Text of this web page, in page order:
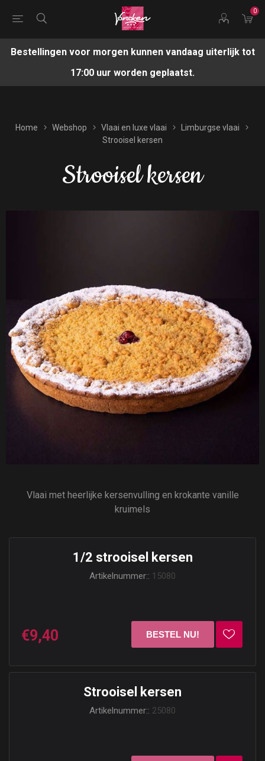
0
Bestellingen voor morgen kunnen vandaag uiterlijk tot
17:00 uur worden geplaatst.
Home Webshop Vlaai en luxe vlaai
Limburgse vlaai
Strooisel kersen
Strooisel kersen
Vlaai met heerlijke kersenvulling en krokante vanille
kruimels
1/2 strooisel kersen
Artikelnummer:: 15080
€9,40
Strooisel kersen
Artikelnummer:: 25080